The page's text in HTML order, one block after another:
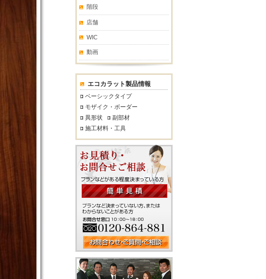
階段
店舗
WIC
動画
エコカラット製品情報
ベーシックタイプ
モザイク・ボーダー
異形状
副部材
施工材料・工具